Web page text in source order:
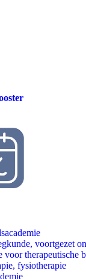
voortgezet
voor therapeutische
fysiotherapie